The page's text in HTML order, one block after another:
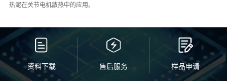
热泥在关节电机散热中的应用。
资料下载 售后服务 样品申请